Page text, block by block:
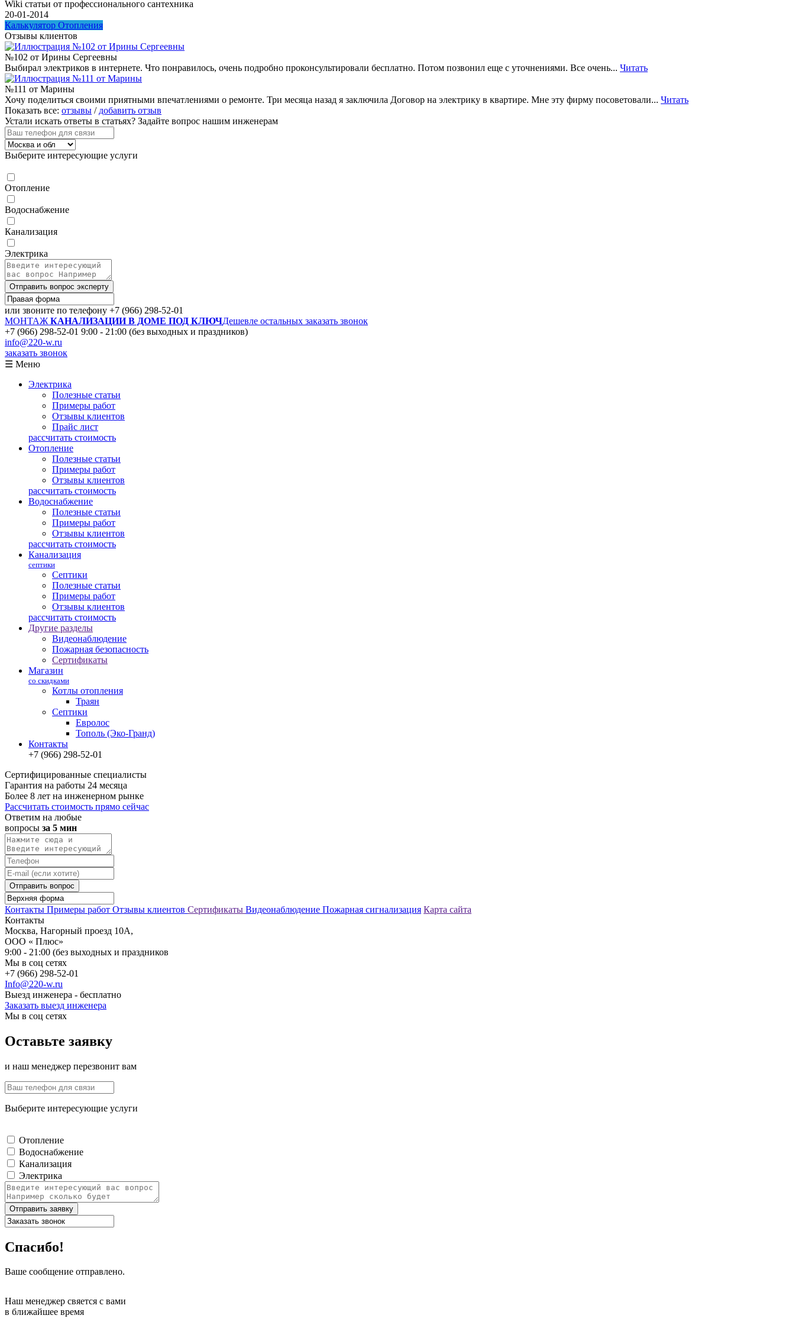
Wiki статьи от профессионального сантехника
20-01-2014
Калькулятор Отопления
Отзывы клиентов
№102 от Ирины Сергеевны
Выбирал электриков в интернете. Что понравилось, очень подробно проконсультировали бесплатно. Потом позвонил еще с уточнениями. Все очень... Читать
№111 от Марины
Хочу поделиться своими приятными впечатлениями о ремонте. Три месяца назад я заключила Договор на электрику в квартире. Мне эту фирму посоветовали... Читать
Показать все: отзывы / добавить отзыв
Устали искать ответы в статьях? Задайте вопрос нашим инженерам
Выберите интересующие услуги
Отопление
Водоснабжение
Канализация
Электрика
Отправить вопрос эксперту
или звоните по телефону +7 (966) 298-52-01
МОНТАЖ КАНАЛИЗАЦИИ В ДОМЕ ПОД КЛЮЧДешевле остальных заказать звонок
+7 (966) 298-52-01 9:00 - 21:00 (без выходных и праздников)
info@220-w.ru
заказать звонок
☰ Меню
Электрика
Полезные статьи
Примеры работ
Отзывы клиентов
Прайс лист
рассчитать стоимость
Отопление
Полезные статьи
Примеры работ
Отзывы клиентов
рассчитать стоимость
Водоснабжение
Полезные статьи
Примеры работ
Отзывы клиентов
рассчитать стоимость
Канализация
септики
Септики
Полезные статьи
Примеры работ
Отзывы клиентов
рассчитать стоимость
Другие разделы
Видеонаблюдение
Пожарная безопасность
Сертификаты
Магазин
со скидками
Котлы отопления
Траян
Септики
Евролос
Тополь (Эко-Гранд)
Контакты
+7 (966) 298-52-01
Сертифицированные специалисты
Гарантия на работы 24 месяца
Более 8 лет на инженерном рынке
Рассчитать стоимость прямо сейчас
Ответим на любые
вопросы за 5 мин
Отправить вопрос
Контакты Примеры работ Отзывы клиентов Сертификаты Видеонаблюдение Пожарная сигнализация Карта сайта
Контакты
Москва, Нагорный проезд 10А,
ООО « Плюс»
9:00 - 21:00 (без выходных и праздников
Мы в соц сетях
+7 (966) 298-52-01
Info@220-w.ru
Выезд инженера - бесплатно
Заказать выезд инженера
Мы в соц сетях
Оставьте заявку
и наш менеджер перезвонит вам
Выберите интересующие услуги
Отопление
Водоснабжение
Канализация
Электрика
Отправить заявку
Спасибо!
Ваше сообщение отправлено.
Наш менеджер свяется с вами
в ближайшее время